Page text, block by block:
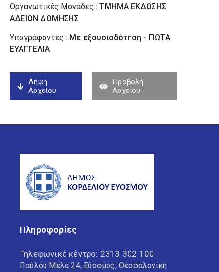
Οργανωτικές Μονάδες :ΤΜΗΜΑ ΕΚΔΟΣΗΣ
ΑΔΕΙΩΝ ΔΟΜΗΣΗΣ
Υπογράφοντες : Με εξουσιοδότηση - ΓΙΩΤΑ
ΕΥΑΓΓΕΛΙΑ
Λήψη
Αρχείου
Προβολή
Αρχείου
Πληροφορίες
Τηλεφωνικό κέντρο: 2313 302 100
Παύλου Μελά 24, Εύοσμος, Θεσσαλονίκη